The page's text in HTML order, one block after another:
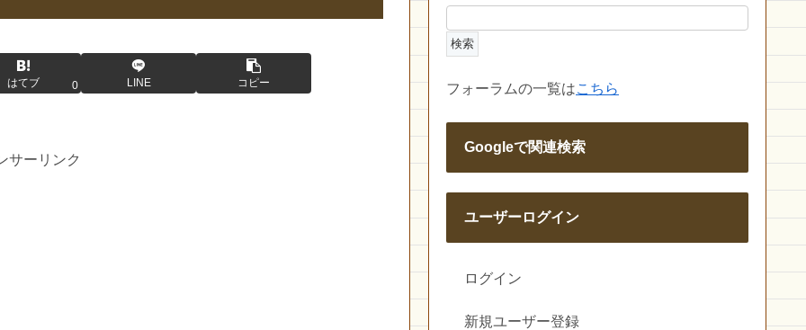
はてブ 0 LINE コピー
サーリンク
フォーラムの一覧はこちら
Googleで関連検索
ユーザーログイン
ログイン
新規ユーザー登録